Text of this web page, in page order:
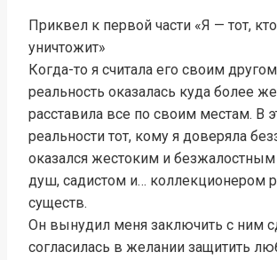
Приквел к первой части «Я — тот,
уничтожит»
Когда-то я считала его своим
реальность оказалась куда более
расставила все по своим местам. В
реальности тот, кому я доверяла
оказался жестоким и
душ, садистом и… коллекционером
существ.
Он вынудил меня заключить с ним
согласилась в желании защитить